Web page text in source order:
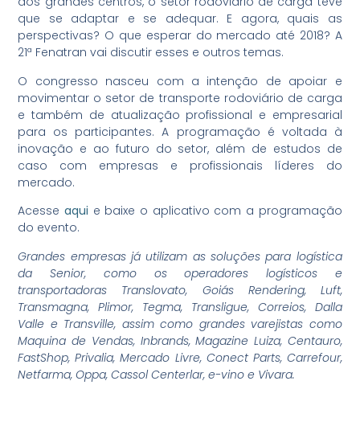
que se adaptar e se adequar. E agora, quais as
perspectivas? O que esperar do mercado até 2018? A
21ª Fenatran vai discutir esses e outros temas.
O congresso nasceu com a intenção de apoiar e
movimentar o setor de transporte rodoviário de carga
e também de atualização profissional e empresarial
para os participantes. A programação é voltada à
inovação e ao futuro do setor, além de estudos de
caso com empresas e profissionais líderes do
mercado.
Acesseaqui e baixe o aplicativo com a programação
do evento.
Grandes empresas já utilizam as soluções para logística
da Senior, como os operadores logísticos e
transportadoras Translovato, Goiás Rendering, Luft,
Transmagna, Plimor, Tegma, Transligue, Correios, Dalla
Valle e Transville, assim como grandes varejistas como
Maquina de Vendas, Inbrands, Magazine Luiza, Centauro,
FastShop, Privalia, Mercado Livre, Conect Parts, Carrefour,
Netfarma, Oppa, Cassol Centerlar, e-vino e Vivara.